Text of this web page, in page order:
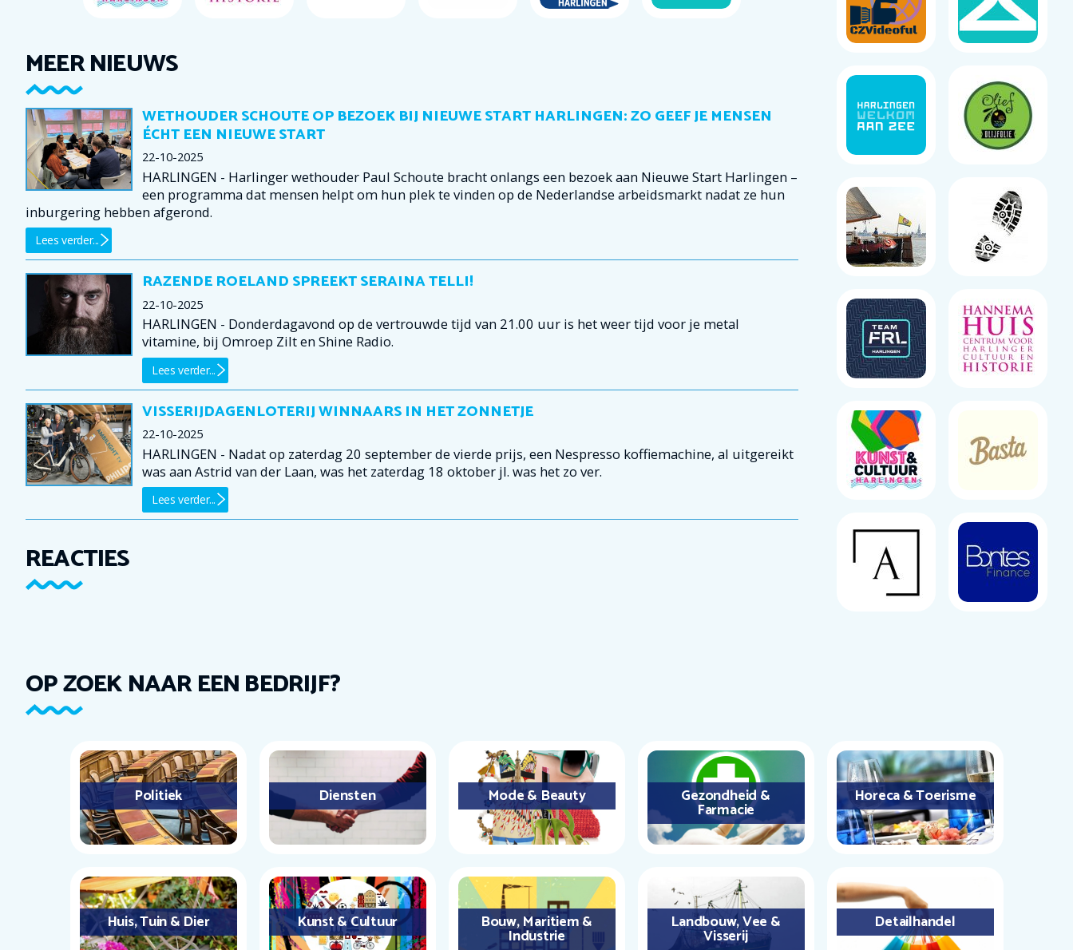
MEER NIEUWS
WETHOUDER SCHOUTE OP BEZOEK BIJ NIEUWE START HARLINGEN: ZO GEEF JE MENSEN
ÉCHT EEN NIEUWE START
22-10-2025
HARLINGEN - Harlinger wethouder Paul Schoute bracht onlangs een bezoek aan Nieuwe Start Harlingen –
een programma dat mensen helpt om hun plek te vinden op de Nederlandse arbeidsmarkt nadat ze hun
inburgering hebben afgerond.
Lees verder...
RAZENDE ROELAND SPREEKT SERAINA TELLI!
22-10-2025
HARLINGEN - Donderdagavond op de vertrouwde tijd van 21.00 uur is het weer tijd voor je metal
vitamine, bij Omroep Zilt en Shine Radio.
Lees verder...
VISSERIJDAGENLOTERIJ WINNAARS IN HET ZONNETJE
22-10-2025
HARLINGEN - Nadat op zaterdag 20 september de vierde prijs, een Nespresso koffiemachine, al uitgereikt
was aan Astrid van der Laan, was het zaterdag 18 oktober jl. was het zo ver.
Lees verder...
REACTIES
OP ZOEK NAAR EEN BEDRIJF?
Politiek Diensten Mode & Beauty Gezondheid &
Farmacie
Horeca & Toerisme
Huis, Tuin & Dier Kunst & Cultuur Bouw, Maritiem &
Industrie
Landbouw, Vee &
Visserij
Detailhandel